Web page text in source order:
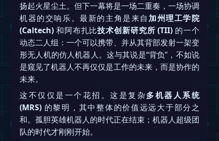
扬起火星尘土。但下一幕将是一场二重奏，一场协调
机器的交响乐。最新的主角是来自 加州理工学院
(Caltech) 和阿布扎比技术创新研究所 (TII) 的一个
动态二人组：一个可以携带、并从其背部发射一架变
形无人机的仿人机器人。这与其说是“背负”，不如说
是窥见了机器人不再仅仅是工作的未来，而是协作的
未来。
这不仅仅是一个花招。这是复杂多机器人系统
(MRS) 的黎明，其中整体的价值远远大于部分之
和。孤胆英雄机器人的时代正在结束；机器人超级团
队的时代才刚刚开始。